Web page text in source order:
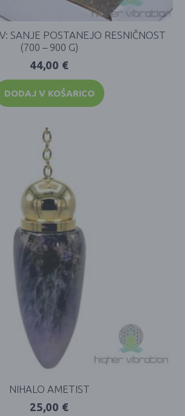
SANJE POSTANEJO RESNIČNOST
(700 – 900 G)
44,00 €
DODAJ V KOŠARICO
NIHALO AMETIST
25,00 €